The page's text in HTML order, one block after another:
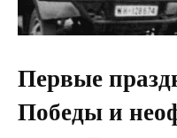
Первые
Победы и